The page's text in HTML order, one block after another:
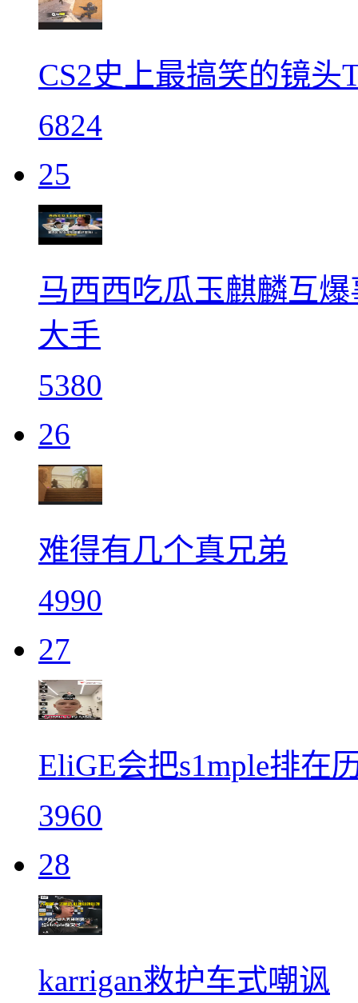
CS2史上最搞笑的镜头
6824
25
马西西吃瓜玉麒麟互
大手
5380
26
难得有几个真兄弟
4990
27
EliGE会把s1mple排在
3960
28
karrigan救护车式嘲讽